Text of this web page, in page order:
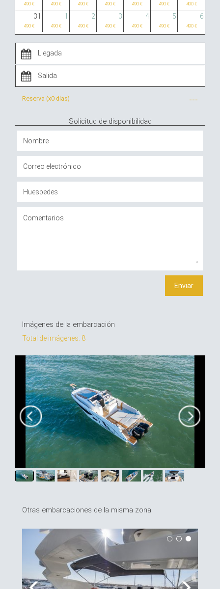
490 € 490 € 490 € 490 € 490 € 490 € 490 €
31 1 2 3 4 5 6
490 € 490 € 490 € 490 € 490 € 490 € 490 €
Reserva (x0 días) ---
Solicitud de disponibilidad
Imágenes de la embarcación
Total de imágenes: 8
Otras embarcaciones de la misma zona